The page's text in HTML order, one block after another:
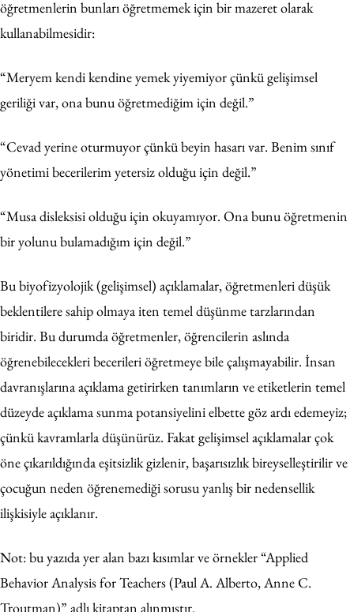
öğretmenlerin bunları öğretmemek için bir mazeret olarak
kullanabilmesidir:
“Meryem kendi kendine yemek yiyemiyor çünkü gelişimsel
geriliği var, ona bunu öğretmediğim için değil.”
“Cevad yerine oturmuyor çünkü beyin hasarı var. Benim sınıf
yönetimi becerilerim yetersiz olduğu için değil.”
“Musa disleksisi olduğu için okuyamıyor. Ona bunu öğretmenin
bir yolunu bulamadığım için değil.”
Bu biyofizyolojik (gelişimsel) açıklamalar, öğretmenleri düşük
beklentilere sahip olmaya iten temel düşünme tarzlarından
biridir. Bu durumda öğretmenler, öğrencilerin aslında
öğrenebilecekleri becerileri öğretmeye bile çalışmayabilir. İnsan
davranışlarına açıklama getirirken tanımların ve etiketlerin temel
düzeyde açıklama sunma potansiyelini elbette göz ardı edemeyiz;
çünkü kavramlarla düşünürüz. Fakat gelişimsel açıklamalar çok
öne çıkarıldığında eşitsizlik gizlenir, başarısızlık bireyselleştirilir ve
çocuğun neden öğrenemediği sorusu yanlış bir nedensellik
ilişkisiyle açıklanır.
Not: bu yazıda yer alan bazı kısımlar ve örnekler “Applied
Behavior Analysis for Teachers (Paul A. Alberto, Anne C.
Troutman)” adlı kitaptan alınmıştır.